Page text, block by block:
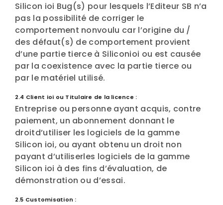
Silicon ioi Bug(s) pour lesquels l’Editeur SB n’a
pas la possibilité de corriger le
comportement nonvoulu car l’origine du /
des défaut(s) de comportement provient
d’une partie tierce à Siliconioi ou est causée
par la coexistence avec la partie tierce ou
par le matériel utilisé.
2.4 Client ioi ou Titulaire de la licence :
Entreprise ou personne ayant acquis, contre
paiement, un abonnement donnant le
droitd’utiliser les logiciels de la gamme
Silicon ioi, ou ayant obtenu un droit non
payant d’utiliserles logiciels de la gamme
Silicon ioi à des fins d’évaluation, de
démonstration ou d’essai.
2.5 Customisation :